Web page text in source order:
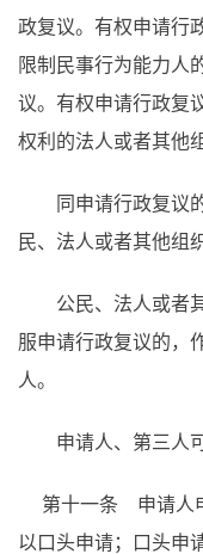
政复议。有权申请行
限制民事行为能力人
议。有权申请行政复
权利的法人或者其他
同申请行政复议的
民、法人或者其他组
公民、法人或者其
服申请行政复议的，
人。
申请人、第三人可
第十一条 申请人
以口头申请；口头申